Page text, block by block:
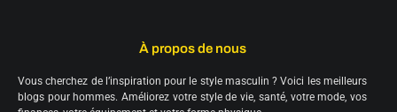
À propos de nous
Vous cherchez de l’inspiration pour le style masculin ? Voici les meilleurs
blogs pour hommes. Améliorez votre style de vie, santé, votre mode, vos